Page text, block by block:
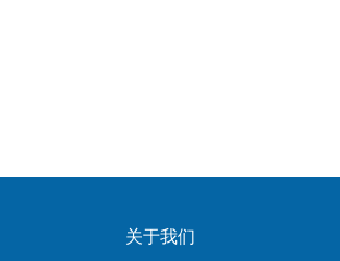
关于我们